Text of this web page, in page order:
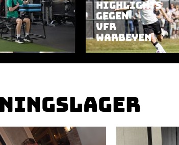
HIGHLIGHTS
GEGEN
VFR
WARBEYEN